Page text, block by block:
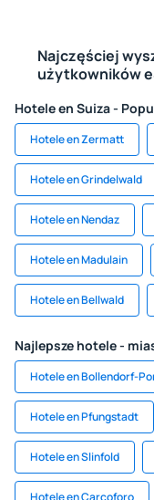
Najczęściej
użytkowników
Hotele en Suiza -
Hotele en Zermatt
Hotele en Grindelwald
Hotele en Nendaz
Hotele en Madulain
Hotele en Bellwald
Najlepsze hotele -
Hotele en Bollendorf-
Hotele en Pfungstadt
Hotele en Slinfold
Hotele en Carcoforo